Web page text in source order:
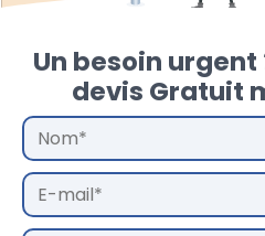
Un besoin
devis Gratuit